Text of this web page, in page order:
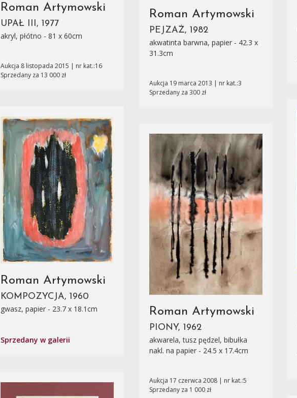
Roman Artymowski
UPAŁ III, 1977
akryl, płótno - 81 x 60cm
Aukcja 8 listopada 2015 | nr kat.:16
Sprzedany za 13 000 zł
Roman Artymowski
PEJZAŻ, 1982
akwatinta barwna, papier - 42.3 x
31.3cm
Aukcja 19 marca 2013 | nr kat.:3
Sprzedany za 300 zł
Roman Artymowski
KOMPOZYCJA, 1960
gwasz, papier - 23.7 x 18.1cm
Sprzedany w galerii
Roman Artymowski
PIONY, 1962
akwarela, tusz pędzel, bibułka
nakl. na papier - 24.5 x 17.4cm
Aukcja 17 czerwca 2008 | nr kat.:5
Sprzedany za 1 000 zł